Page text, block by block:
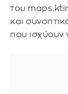
του
και
που ισχύουν